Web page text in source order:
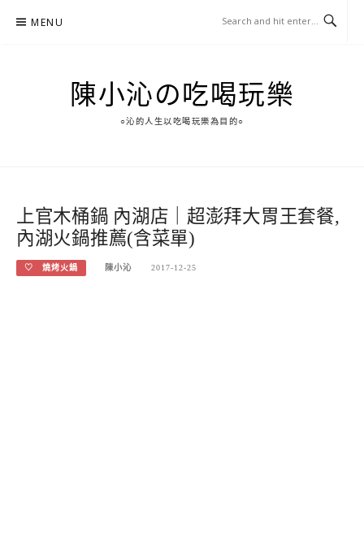
MENU
陳小沁の吃喝玩樂
○沁的人生以吃喝玩樂為目的○
上官木桶鍋 內湖店｜超澎拜大胃王套餐,
內湖火鍋推薦(含菜單)
♡ 燒烤火鍋 陳小沁 2017-12-25